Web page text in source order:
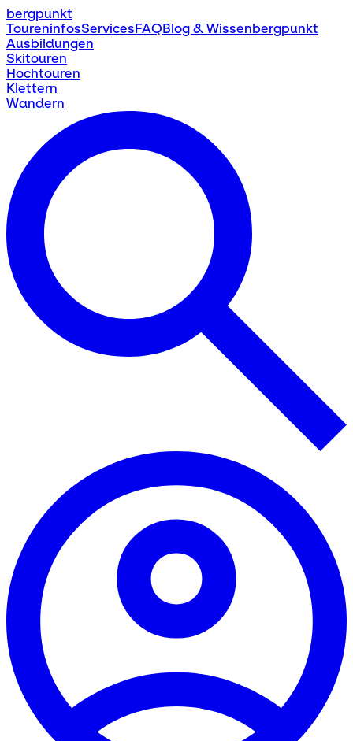
bergpunkt
ToureninfosServicesFAQBlog & Wissenbergpunkt
Ausbildungen
Skitouren
Hochtouren
Klettern
Wandern